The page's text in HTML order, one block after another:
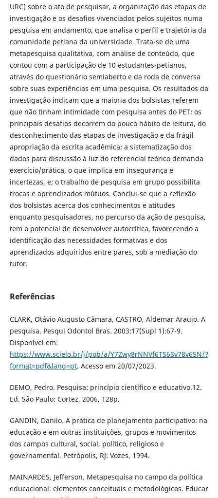
URC) sobre o ato de pesquisar, a organização das etapas de
investigação e os desafios vivenciados pelos sujeitos numa
pesquisa em andamento, que analisa o perfil e trajetória da
comunidade petiana da universidade. Trata-se de uma
metapesquisa qualitativa, com análise de conteúdo, que
contou com a participação de 10 estudantes-petianos,
através do questionário semiaberto e da roda de conversa
sobre suas experiências em uma pesquisa. Os resultados da
investigação indicam que a maioria dos bolsistas referem
que não tinham intimidade com pesquisa antes do PET; os
principais desafios decorrem do pouco hábito de leitura, do
desconhecimento das etapas de investigação e da frágil
apropriação da escrita acadêmica; a sistematização dos
dados para discussão à luz do referencial teórico demanda
exercício/prática, o que implica em insegurança e
incertezas, e; o trabalho de pesquisa em grupo possibilita
trocas e aprendizados mútuos. Conclui-se que a reflexão
dos bolsistas acerca dos conhecimentos e atitudes
enquanto pesquisadores, no percurso da ação de pesquisa,
tem o potencial de desenvolver autocrítica, favorecendo a
identificação das necessidades formativas e dos
aprendizados adquiridos entre pares, sob a mediação do
tutor.
Referências
CLARK, Otávio Augusto Câmara, CASTRO, Aldemar Araujo. A
pesquisa. Pesqui Odontol Bras. 2003;17(Supl 1):67-9.
Disponível em:
https://www.scielo.br/j/pob/a/Y7Zwy8rNNVf6TS6Sv78v6SN/?
format=pdf&lang=pt. Acesso em 20/07/2023.
DEMO, Pedro. Pesquisa: princípio científico e educativo.12.
Ed. São Paulo: Cortez, 2006, 128p.
GANDIN, Danilo. A prática de planejamento participativo: na
educação e em outras instituições, grupos e movimentos
dos campos cultural, social, político, religioso e
governamental. Petrópolis, RJ: Vozes, 1994.
MAINARDES, Jefferson. Metapesquisa no campo da política
educacional: elementos conceituais e metodológicos. Educar